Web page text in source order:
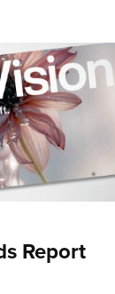
Report